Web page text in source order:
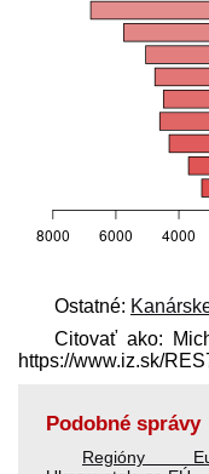
Ostatné:
Citovať ako:
https://www.iz.sk/​
Podobné správy
Regióny